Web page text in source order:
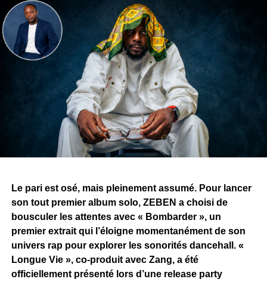
concert, prévu le 5 décembre 2026.
Un rendez-vous loin d’être anodin puisqu’il marquera
également les 10 ans d’existence du groupe. Entre
nouvelle sortie, ouverture internationale, collaboration
annoncée avec Fally Ipupa et concert anniversaire, « 512
» apparaît ainsi comme le point de départ d’un nouveau
chapitre pour Afrik’an Legend.
WhatsApp
Facebook
X Telegram
Email
>>
Le pari est osé, mais pleinement assumé. Pour lancer
son tout premier album solo, ZEBEN a choisi de
bousculer les attentes avec « Bombarder », un
premier extrait qui l’éloigne momentanément de son
univers rap pour explorer les sonorités dancehall. «
Longue Vie », co-produit avec Zang, a été
officiellement présenté lors d’une release party